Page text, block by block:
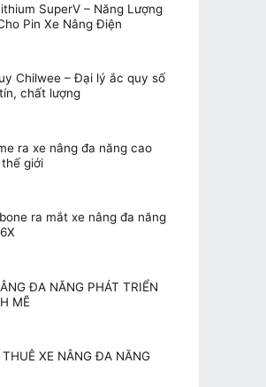
SuperV – Năng Lượng
Pin Xe Nâng Điện
Chilwee – Đại lý ắc quy số
chất lượng
ra xe nâng đa năng cao
giới
ra mắt xe nâng đa năng
ĐA NĂNG PHÁT TRIỂN
MẼ
THUÊ XE NÂNG ĐA NĂNG